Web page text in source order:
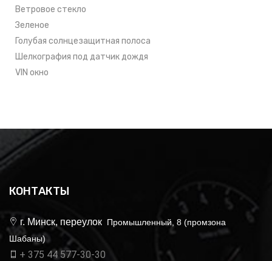
Ветровое стекло
Зеленое
Голубая солнцезащитная полоса
Шелкография под датчик дождя
VIN окно
КОНТАКТЫ
г. Минск, переулок Промышленный, 8 (промзона
Шабаны)
+ 375 44 577-30-30